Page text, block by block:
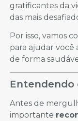
gratificantes da
das mais
Por isso, vamos
para ajudar você
de forma
Entendendo
Antes de
importante